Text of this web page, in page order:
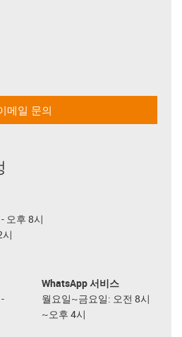
메일 문의
오후 8시
WhatsApp 서비스
월요일~금요일: 오전 8시
~오후 4시